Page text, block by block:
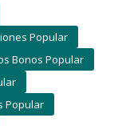
Popular
Bonos Popular
Popular